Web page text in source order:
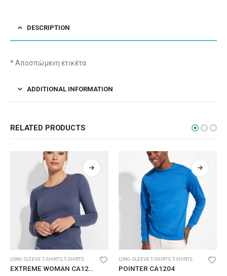
DESCRIPTION
* Αποσπώμενη ετικέτα
ADDITIONAL INFORMATION
RELATED PRODUCTS
LONG-SLEEVE T-SHIRTS,T-SHIRTS
EXTREME WOMAN CA1218
LONG-SLEEVE T-SHIRTS,T-SHIRTS
POINTER CA1204